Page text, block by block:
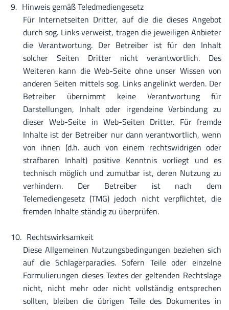
Hinweis gemäß Teledmediengesetz
Für Internetseiten Dritter, auf die die dieses Angebot
durch sog. Links verweist, tragen die jeweiligen Anbieter
die Verantwortung. Der Betreiber ist für den Inhalt
solcher Seiten Dritter nicht verantwortlich. Des
Weiteren kann die Web-Seite ohne unser Wissen von
anderen Seiten mittels sog. Links angelinkt werden. Der
Betreiber übernimmt keine Verantwortung für
Darstellungen, Inhalt oder irgendeine Verbindung zu
dieser Web-Seite in Web-Seiten Dritter. Für fremde
Inhalte ist der Betreiber nur dann verantwortlich, wenn
von ihnen (d.h. auch von einem rechtswidrigen oder
strafbaren Inhalt) positive Kenntnis vorliegt und es
technisch möglich und zumutbar ist, deren Nutzung zu
verhindern. Der Betreiber ist nach dem
Telemediengesetz (TMG) jedoch nicht verpflichtet, die
fremden Inhalte ständig zu überprüfen.
Rechtswirksamkeit
Diese Allgemeinen Nutzungsbedingungen beziehen sich
auf die Schlagerparadies. Sofern Teile oder einzelne
Formulierungen dieses Textes der geltenden Rechtslage
nicht, nicht mehr oder nicht vollständig entsprechen
sollten, bleiben die übrigen Teile des Dokumentes in